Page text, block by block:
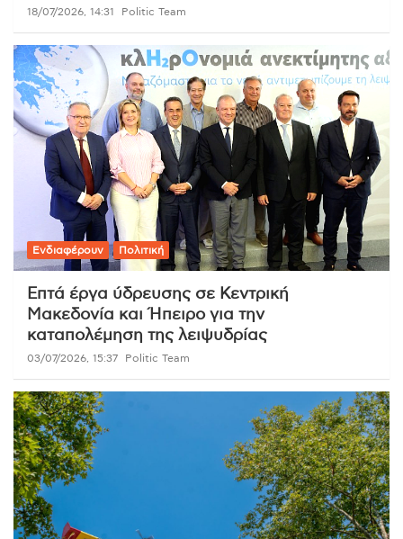
18/07/2026, 14:31 Politic Team
Ενδιαφέρουν Πολιτική
Επτά έργα ύδρευσης σε Κεντρική
Μακεδονία και Ήπειρο για την
καταπολέμηση της λειψυδρίας
03/07/2026, 15:37 Politic Team